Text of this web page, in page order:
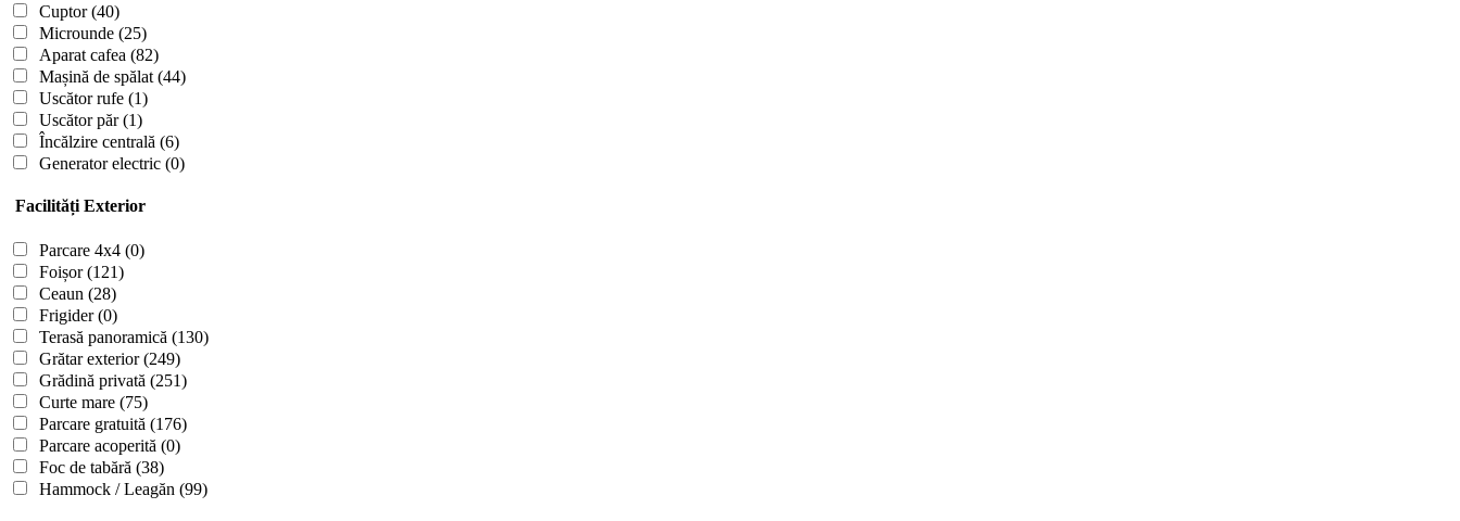
Cuptor(40)
Microunde (25)
Aparat cafea (82)
Mașină de spălat (44)
Uscător rufe (1)
Uscător păr(1)
Încălzire centrală (6)
Generator electric (0)
Facilități Exterior
Parcare 4x4 (0)
Foișor(121)
Ceaun (28)
Frigider(0)
Terasă panoramică (130)
Grătar exterior(249)
Grădină privată (251)
Curte mare (75)
Parcare gratuită (176)
Parcare acoperită (0)
Foc de tabără (38)
Hammock / Leagăn (99)